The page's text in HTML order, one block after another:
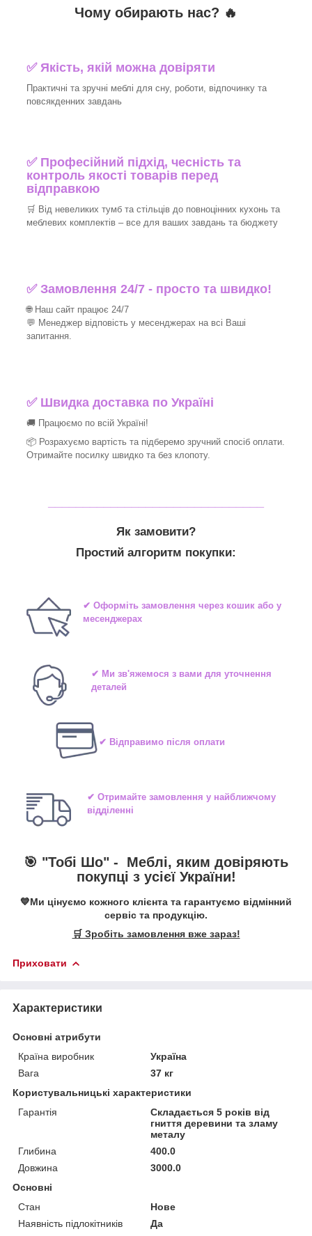
Чому обирають нас? 🔥
✅ Якість, якій можна довіряти
Практичні та зручні меблі для сну, роботи, відпочинку та
повсякденних завдань
✅ Професійний підхід, чесність та
контроль якості товарів перед
відправкою
🛒 Від невеликих тумб та стільців до повноцінних кухонь та
меблевих комплектів – все для ваших завдань та бюджету
✅ Замовлення 24/7 - просто та швидко!
🌐 Наш сайт працює 24/7
💬 Менеджер відповість у месенджерах на всі Ваші
запитання.
✅ Швидка доставка по Україні
🚚 Працюємо по всій Україні!
📦 Розрахуємо вартість та підберемо зручний спосіб оплати.
Отримайте посилку швидко та без клопоту.
Як замовити?
Простий алгоритм покупки:
✔ Оформіть замовлення через кошик або у
месенджерах
✔ Ми зв'яжемося з вами для уточнення
деталей
✔ Відправимо після оплати
✔ Отримайте замовлення у найближчому
відділенні
🎯 "Тобі Шо" - Меблі, яким довіряють
покупці з усієї України!
💙Ми цінуємо кожного клієнта та гарантуємо відмінний
сервіс та продукцію.
🛒 Зробіть замовлення вже зараз!
Приховати
Характеристики
Основні атрибути
Країна виробник
Україна
Вага
37 кг
Користувальницькі характеристики
Гарантія
Складається 5 років від
гниття деревини та зламу
металу
Глибина
400.0
Довжина
3000.0
Основні
Стан
Нове
Наявність підлокітників
Да